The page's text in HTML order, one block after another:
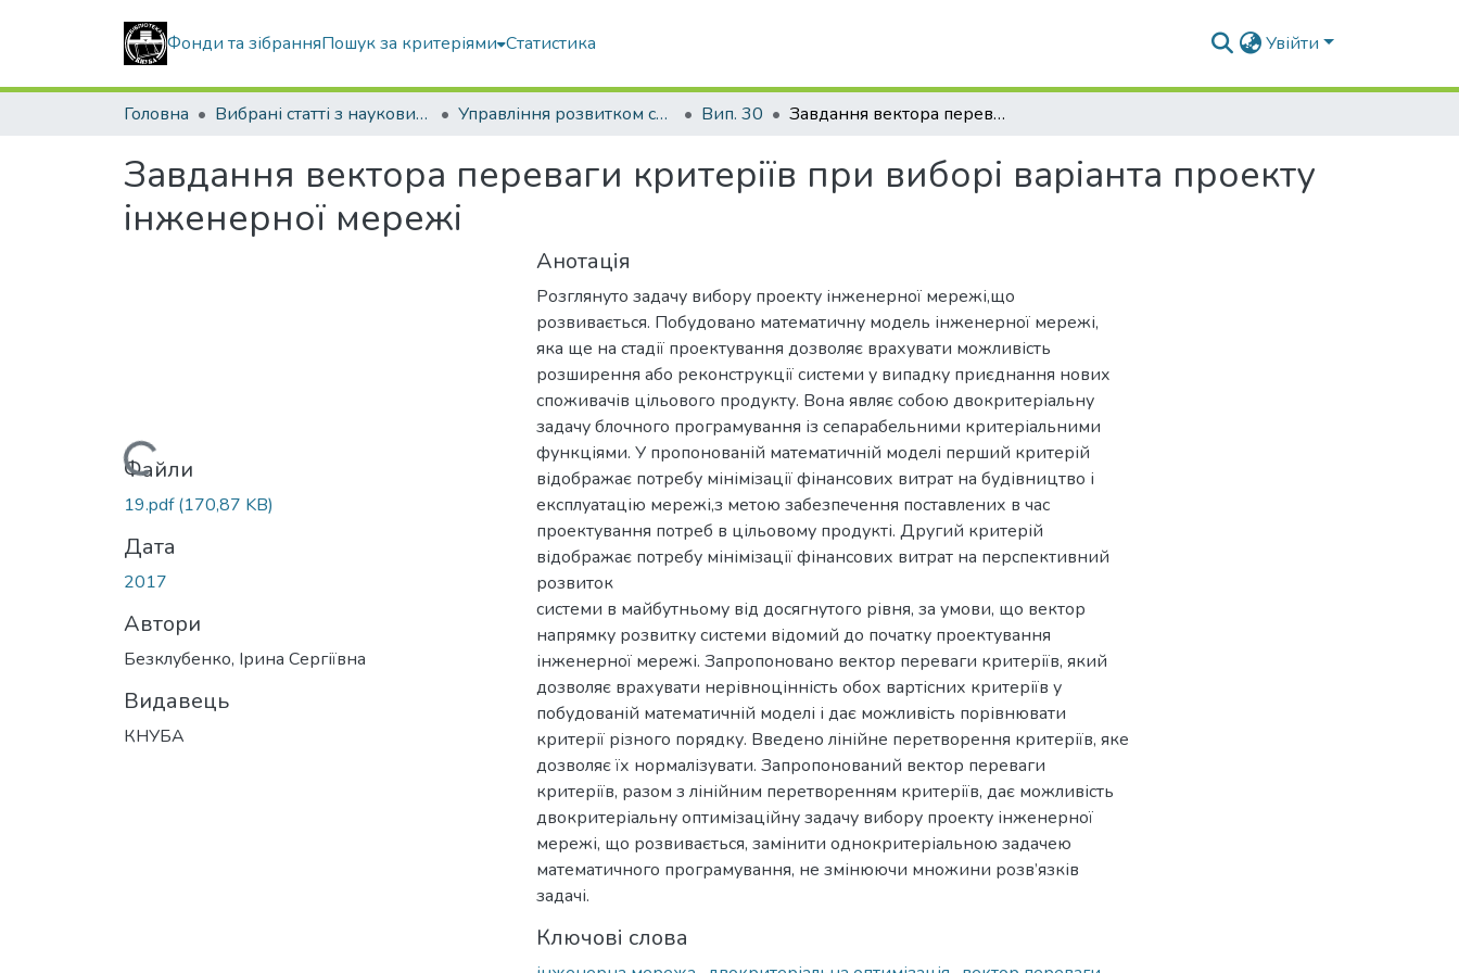
Фонди та зібранняПошук за критеріями Статистика Увійти
Головна Вибрані статті з наукових збірників КНУБА Управління розвитком складних систем Вип. 30 Завдання вектора переваги критеріїв при виборі варіанта проекту інженерної мережі
Завдання вектора переваги критеріїв при виборі варіанта проекту
інженерної мережі
Вантажиться...
Файли
19.pdf(170,87 KB)
Дата
2017
Автори
Безклубенко, Ірина Сергіївна
Видавець
КНУБА
Анотація
Розглянуто задачу вибору проекту інженерної мережі,що
розвивається. Побудовано математичну модель інженерної мережі,
яка ще на стадії проектування дозволяє врахувати можливість
розширення або реконструкції системи у випадку приєднання нових
споживачів цільового продукту. Вона являє собою двокритеріальну
задачу блочного програмування із сепарабельними критеріальними
функціями. У пропонованій математичній моделі перший критерій
відображає потребу мінімізації фінансових витрат на будівництво і
експлуатацію мережі,з метою забезпечення поставлених в час
проектування потреб в цільовому продукті. Другий критерій
відображає потребу мінімізації фінансових витрат на перспективний
розвиток
системи в майбутньому від досягнутого рівня, за умови, що вектор
напрямку розвитку системи відомий до початку проектування
інженерної мережі. Запропоновано вектор переваги критеріїв, який
дозволяє врахувати нерівноцінність обох вартісних критеріїв у
побудованій математичній моделі і дає можливість порівнювати
критерії різного порядку. Введено лінійне перетворення критеріїв, яке
дозволяє їх нормалізувати. Запропонований вектор переваги
критеріїв, разом з лінійним перетворенням критеріїв, дає можливість
двокритеріальну оптимізаційну задачу вибору проекту інженерної
мережі, що розвивається, замінити однокритеріальною задачею
математичного програмування, не змінюючи множини розв’язків
задачі.
Ключові слова